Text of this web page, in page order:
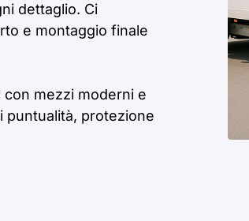
dettaglio. Ci
e montaggio finale
mezzi moderni e
puntualità, protezione